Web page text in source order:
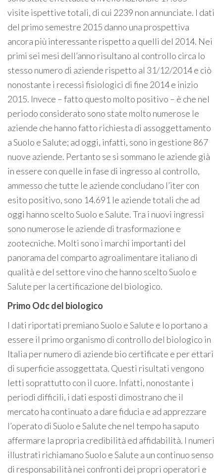
visite ispettive totali, di cui 2239 non annunciate. I dati
del primo semestre 2015 danno una prospettiva
ancora più interessante rispetto a quelli del 2014. Nei
primi sei mesi dell’anno risultano al controllo circa lo
stesso numero di aziende rispetto al 31/12/2014 e ciò
nonostante i recessi fisiologici di fine 2014 e inizio
2015. Invece – fatto questo molto positivo – è che nel
periodo considerato sono state molto numerose le
aziende che hanno fatto richiesta di assoggettamento
a Suolo e Salute; ad oggi, infatti, sono in gestione 867
nuove aziende. Pertanto se si sommano le aziende già
in essere con quelle in fase di ingresso al controllo,
ammesso che tutte le aziende concludano l’iter con
esito positivo, sono 14.691 le aziende totali che ad
oggi hanno scelto Suolo e Salute. Tra i nuovi ingressi
sono numerose le aziende di trasformazione e
zootecniche. Molti sono i marchi importanti del
panorama del comparto agroalimentare italiano di
qualità e del settore vino che hanno scelto Suolo e
Salute per la certificazione del biologico.
Primo Odc del biologico
I dati riportati premiano Suolo e Salute e lo portano a
essere il primo organismo di controllo del biologico in
Italia per numero di aziende bio certificate e per ettari
di superficie assoggettata. Questi risultati vengono
letti soprattutto con il cuore. Infatti, nonostante i
periodi difficili, i dati esposti dimostrano che il
mercato ha continuato a dare fiducia e ad apprezzare
l’operato di Suolo e Salute che nel tempo ha saputo
affermare la propria credibilità ed affidabilità. I numeri
illustrati richiamano Suolo e Salute a un continuo senso
di responsabilità nei confronti dei propri operatori e